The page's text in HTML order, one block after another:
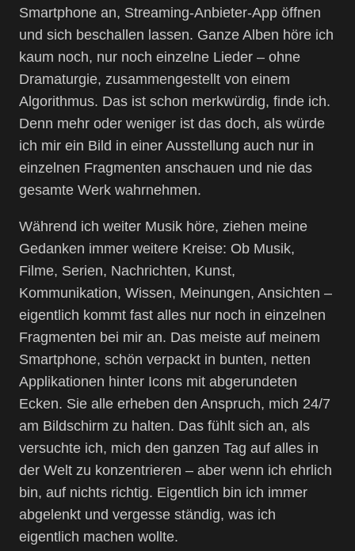
Smartphone an, Streaming-Anbieter-App öffnen
und sich beschallen lassen. Ganze Alben höre ich
kaum noch, nur noch einzelne Lieder – ohne
Dramaturgie, zusammengestellt von einem
Algorithmus. Das ist schon merkwürdig, finde ich.
Denn mehr oder weniger ist das doch, als würde
ich mir ein Bild in einer Ausstellung auch nur in
einzelnen Fragmenten anschauen und nie das
gesamte Werk wahrnehmen.
Während ich weiter Musik höre, ziehen meine
Gedanken immer weitere Kreise: Ob Musik,
Filme, Serien, Nachrichten, Kunst,
Kommunikation, Wissen, Meinungen, Ansichten –
eigentlich kommt fast alles nur noch in einzelnen
Fragmenten bei mir an. Das meiste auf meinem
Smartphone, schön verpackt in bunten, netten
Applikationen hinter Icons mit abgerundeten
Ecken. Sie alle erheben den Anspruch, mich 24/7
am Bildschirm zu halten. Das fühlt sich an, als
versuchte ich, mich den ganzen Tag auf alles in
der Welt zu konzentrieren – aber wenn ich ehrlich
bin, auf nichts richtig. Eigentlich bin ich immer
abgelenkt und vergesse ständig, was ich
eigentlich machen wollte.